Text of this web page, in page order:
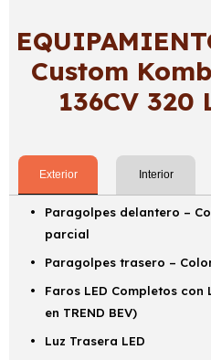
Custom
136CV
Exterior Interior
Paragolpes delantero –
parcial
Paragolpes trasero –
Faros LED Completos con
en TREND BEV)
Luz Trasera LED